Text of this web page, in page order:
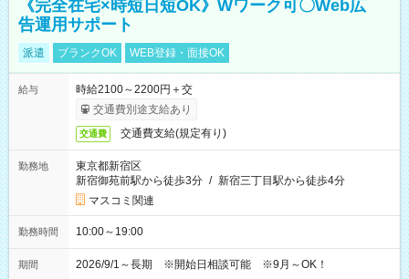
《完全在宅×時短日短OK》Wワーク可〇Web広
告運用サポート
派遣 ブランクOK WEB登録・面接OK
給与
時給2100～2200円＋交
交通費別途支給あり
交通費 交通費支給(規定有り)
勤務地
東京都新宿区
新宿御苑前駅から徒歩3分 / 新宿三丁目駅から徒歩4分
マスコミ関連
勤務時間 10:00～19:00
期間 2026/9/1～長期 ※開始日相談可能 ※9月～OK！